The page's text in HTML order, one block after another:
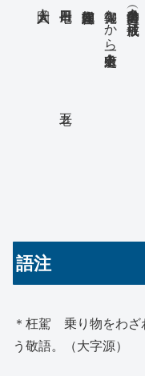
追々向暑御自愛（？）可被成候
先御報なから右之一条申上度
四月十七日 五老
語注
＊枉駕 乗り物をわざ
う敬語。（大字源）